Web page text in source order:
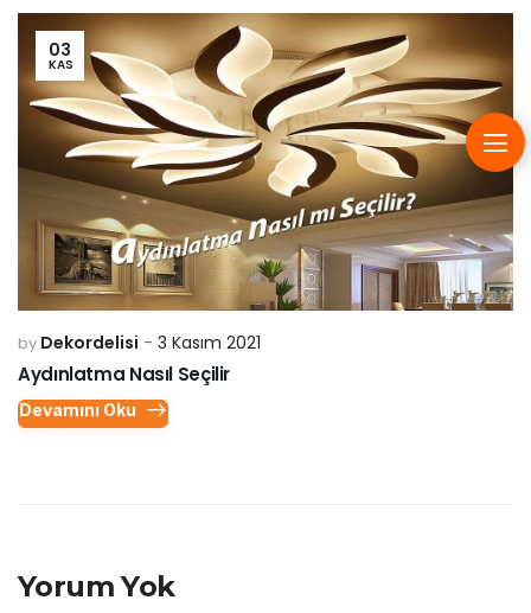
03
KAS
by Dekordelisi 3 Kasım 2021
Aydınlatma Nasıl Seçilir
Devamını Oku
Yorum Yok